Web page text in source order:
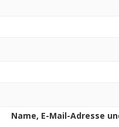
Name, E-Mail-Adresse